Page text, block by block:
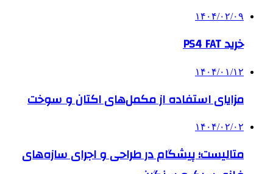
۱۴۰۴/۰۲/۰۹
خرید PS4 FAT
۱۴۰۴/۰۱/۱۲
مزایای استفاده از مکمل‌های اکتان و سوخت
۱۴۰۴/۰۲/۰۲
متالیست؛ پیشگام در طراحی و اجرای سازه‌های